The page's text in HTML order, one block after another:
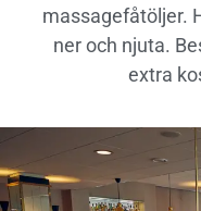
massagefåtöljer.
ner och njuta.
extra